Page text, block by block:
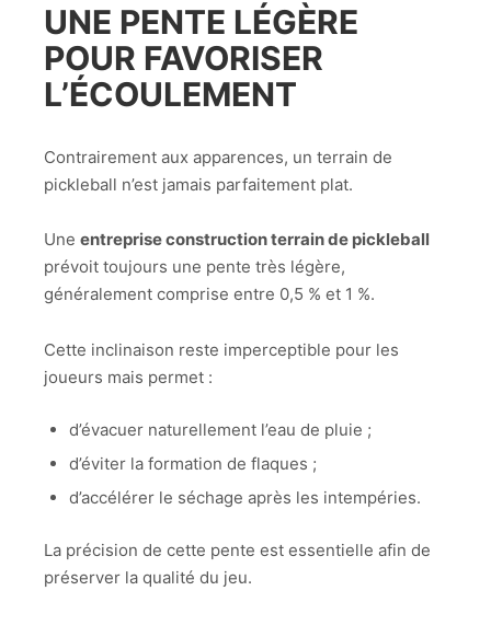
UNE PENTE LÉGÈRE
POUR FAVORISER
L’ÉCOULEMENT
Contrairement aux apparences, un terrain de
pickleball n’est jamais parfaitement plat.
Une entreprise construction terrain de pickleball
prévoit toujours une pente très légère,
généralement comprise entre 0,5 % et 1 %.
Cette inclinaison reste imperceptible pour les
joueurs mais permet :
d’évacuer naturellement l’eau de pluie ;
d’éviter la formation de flaques ;
d’accélérer le séchage après les intempéries.
La précision de cette pente est essentielle afin de
préserver la qualité du jeu.